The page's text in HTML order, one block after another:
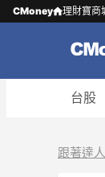
CMoney 理財寶商
台股
跟著達